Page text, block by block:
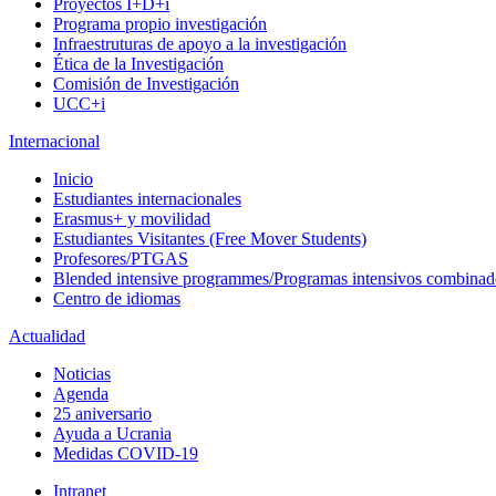
Proyectos I+D+i
Programa propio investigación
Infraestruturas de apoyo a la investigación
Ética de la Investigación
Comisión de Investigación
UCC+i
Internacional
Inicio
Estudiantes internacionales
Erasmus+ y movilidad
Estudiantes Visitantes (Free Mover Students)
Profesores/PTGAS
Blended intensive programmes/Programas intensivos
Centro de idiomas
Actualidad
Noticias
Agenda
25 aniversario
Ayuda a Ucrania
Medidas COVID-19
Intranet